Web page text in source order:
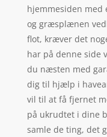
hjemmesiden med
og græsplænen
flot, kræver det
har på denne side
du næsten med
dig til hjælp i
vil til at få fjernet
på ukrudtet i dine
samle de ting, det